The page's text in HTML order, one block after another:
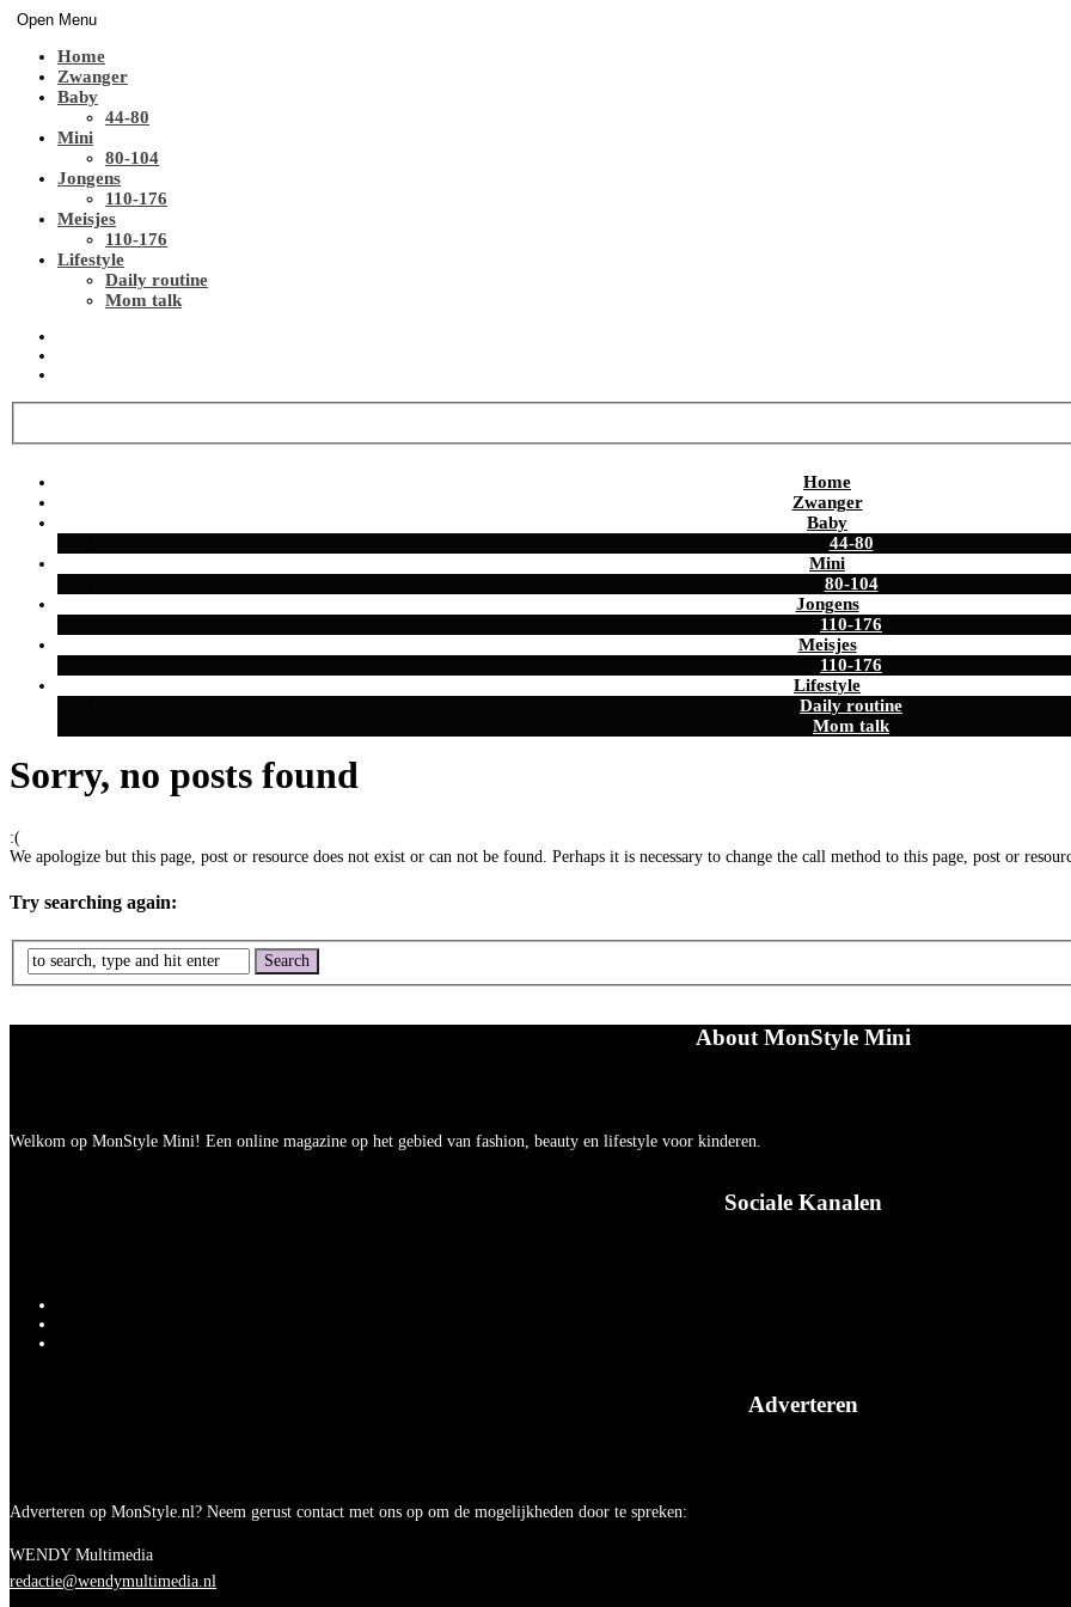
Open Menu
Home
Zwanger
Baby
44-80
Mini
80-104
Jongens
110-176
Meisjes
110-176
Lifestyle
Daily routine
Mom talk
Home
Zwanger
Baby
44-80
Mini
80-104
Jongens
110-176
Meisjes
110-176
Lifestyle
Daily routine
Mom talk
Sorry, no posts found
:(
We apologize but this page, post or resource does not exist or can not be found. Perhaps it is necessary to change the call method to this page, post or
Try searching again:
About MonStyle Mini
Welkom op MonStyle Mini! Een online magazine op het gebied van fashion, beauty en lifestyle voor kinderen.
Sociale Kanalen
Adverteren
Adverteren op MonStyle.nl? Neem gerust contact met ons op om de mogelijkheden door te spreken:
WENDY Multimedia
redactie@wendymultimedia.nl